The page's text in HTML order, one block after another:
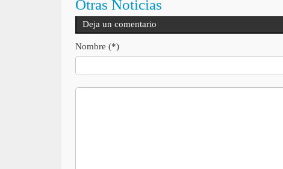
Otras Noticias
Deja un comentario
Nombre (*)